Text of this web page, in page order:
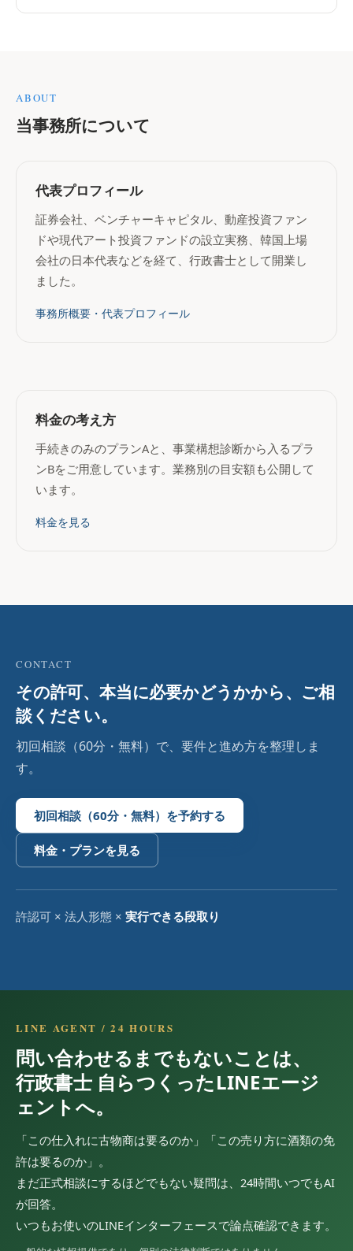
ABOUT
当事務所について
代表プロフィール
証券会社、ベンチャーキャピタル、動産投資ファン
ドや現代アート投資ファンドの設立実務、韓国上場
会社の日本代表などを経て、行政書士として開業し
ました。
事務所概要・代表プロフィール
料金の考え方
手続きのみのプランAと、事業構想診断から入るプラ
ンBをご用意しています。業務別の目安額も公開して
います。
料金を見る
CONTACT
その許可、本当に必要かどうかから、ご相
談ください。
初回相談（60分・無料）で、要件と進め方を整理しま
す。
初回相談（60分・無料）を予約する
料金・プランを見る
許認可 × 法人形態 × 実行できる段取り
LINE AGENT / 24 HOURS
問い合わせるまでもないことは、
行政書士 自らつくったLINEエージ
ェントへ。
「この仕入れに古物商は要るのか」「この売り方に酒類の免
許は要るのか」。
まだ正式相談にするほどでもない疑問は、24時間いつでもAI
が回答。
いつもお使いのLINEインターフェースで論点確認できます。